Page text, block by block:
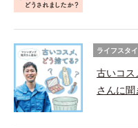
ライフスタ
古いコス
さんに聞